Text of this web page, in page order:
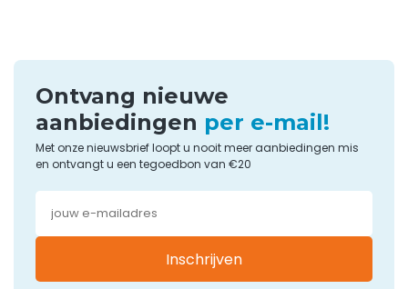
Ontvang nieuwe
aanbiedingen per e-mail!
Met onze nieuwsbrief loopt u nooit meer aanbiedingen mis
en ontvangt u een tegoedbon van €20
Inschrijven